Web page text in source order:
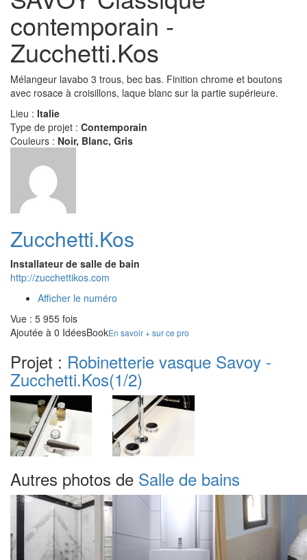
contemporain -
Zucchetti.Kos
Mélangeur lavabo 3 trous, bec bas. Finition chrome et boutons
avec rosace à croisillons, laque blanc sur la partie supérieure.
Lieu : Italie
Type de projet : Contemporain
Couleurs : Noir, Blanc, Gris
Zucchetti.Kos
Installateur de salle de bain
http://zucchettikos.com
Afficher le numéro
Vue : 5 955 fois
Ajoutée à 0 IdéesBookEn savoir + sur ce pro
Projet : Robinetterie vasque Savoy -
Zucchetti.Kos(1/2)
Autres photos de Salle de bains